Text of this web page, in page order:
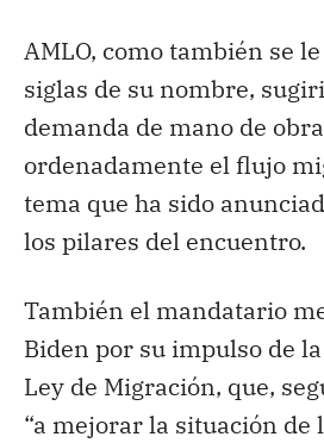
AMLO, como también se
siglas de su nombre,
demanda de mano de
ordenadamente el flujo
tema que ha sido
los pilares del encuentro.
También el mandatario
Biden por su impulso de
Ley de Migración, que,
“a mejorar la situación de